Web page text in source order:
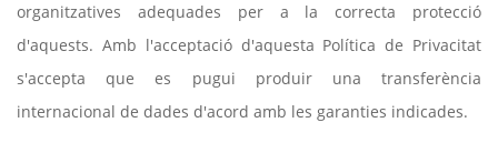
organitzatives adequades per a la correcta protecció
d'aquests. Amb l'acceptació d'aquesta Política de Privacitat
s'accepta que es pugui produir una transferència
internacional de dades d'acord amb les garanties indicades.